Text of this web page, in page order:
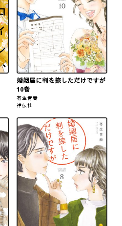
婚姻届に判を捺しただけですが
10巻
有生青春
祥伝社